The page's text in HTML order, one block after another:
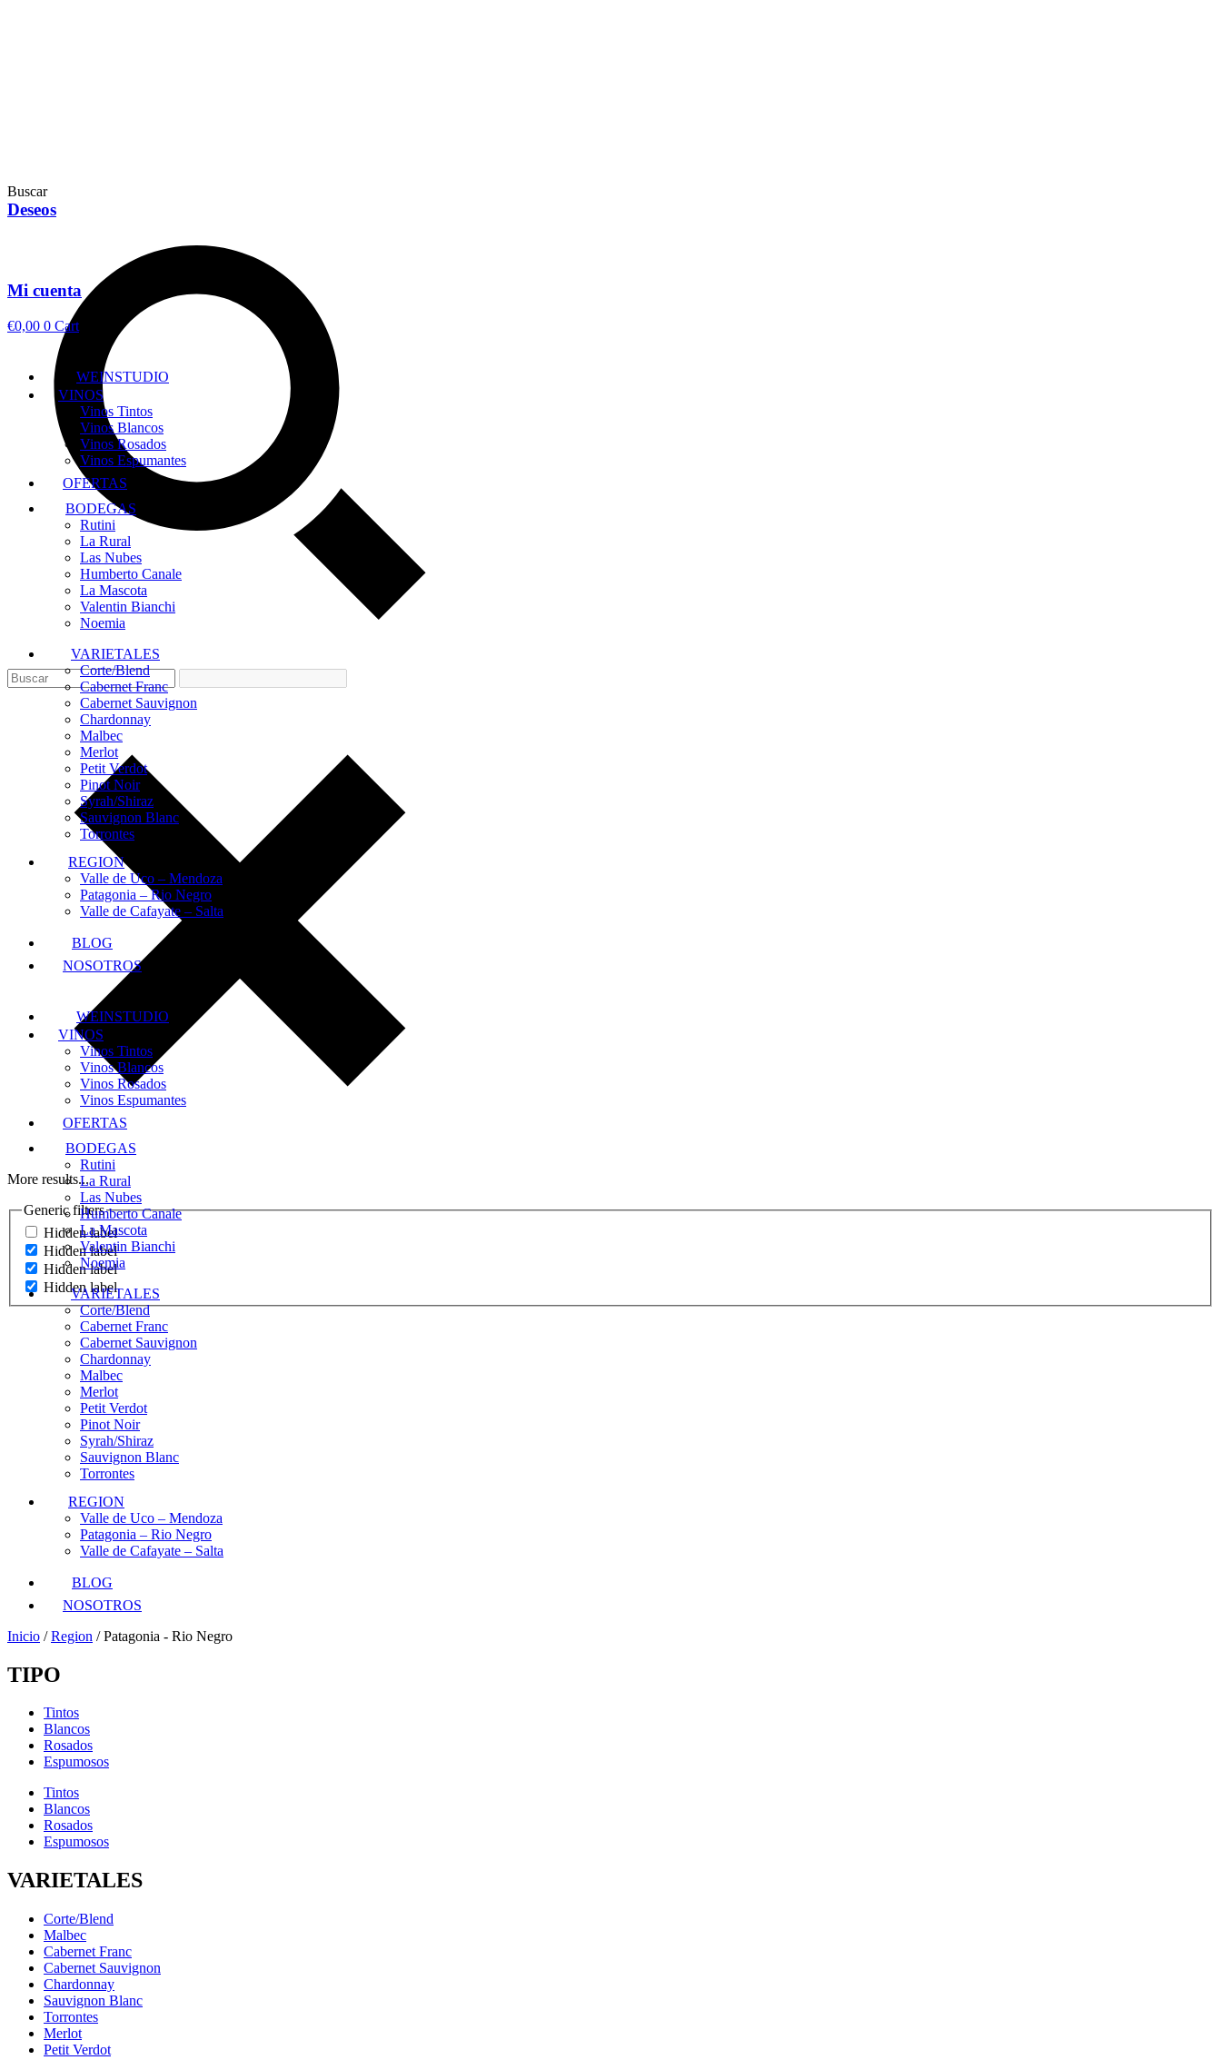
Buscar
More results...
Generic filters
Hidden label
Hidden label
Hidden label
Hidden label
Deseos
Mi cuenta
€0,00 0 Cart
WEINSTUDIO
VINOS
Vinos Tintos
Vinos Blancos
Vinos Rosados
Vinos Espumantes
OFERTAS
BODEGAS
Rutini
La Rural
Las Nubes
Humberto Canale
La Mascota
Valentin Bianchi
Noemia
VARIETALES
Corte/Blend
Cabernet Franc
Cabernet Sauvignon
Chardonnay
Malbec
Merlot
Petit Verdot
Pinot Noir
Syrah/Shiraz
Sauvignon Blanc
Torrontes
REGION
Valle de Uco – Mendoza
Patagonia – Rio Negro
Valle de Cafayate – Salta
BLOG
NOSOTROS
WEINSTUDIO
VINOS
Vinos Tintos
Vinos Blancos
Vinos Rosados
Vinos Espumantes
OFERTAS
BODEGAS
Rutini
La Rural
Las Nubes
Humberto Canale
La Mascota
Valentin Bianchi
Noemia
VARIETALES
Corte/Blend
Cabernet Franc
Cabernet Sauvignon
Chardonnay
Malbec
Merlot
Petit Verdot
Pinot Noir
Syrah/Shiraz
Sauvignon Blanc
Torrontes
REGION
Valle de Uco – Mendoza
Patagonia – Rio Negro
Valle de Cafayate – Salta
BLOG
NOSOTROS
Inicio /Region / Patagonia - Rio Negro
TIPO
Tintos
Blancos
Rosados
Espumosos
Tintos
Blancos
Rosados
Espumosos
VARIETALES
Corte/Blend
Malbec
Cabernet Franc
Cabernet Sauvignon
Chardonnay
Sauvignon Blanc
Torrontes
Merlot
Petit Verdot